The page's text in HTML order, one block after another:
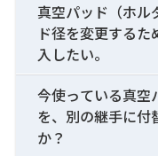
真空パッド（ホル
ド径を変更する
入したい。
今使っている真空
を、別の継手に付
か？